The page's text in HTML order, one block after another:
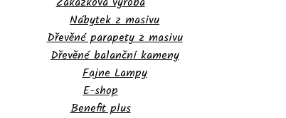
Nábytek z masivu
Dřevěné parapety z masivu
Dřevěné balanční kameny
Fajne Lampy
E-shop
Benefit plus